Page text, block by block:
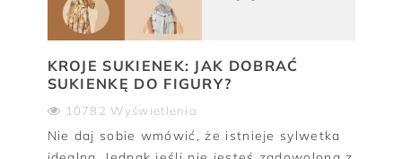
KROJE SUKIENEK: JAK DOBRAĆ
SUKIENKĘ DO FIGURY?
10782 Wyświetlenia
Nie daj sobie wmówić, że istnieje sylwetka